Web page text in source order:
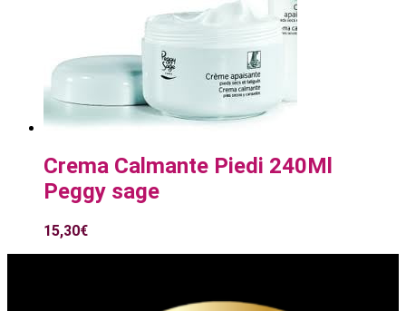
Crema Calmante Piedi 240Ml
Peggy sage
15,30€